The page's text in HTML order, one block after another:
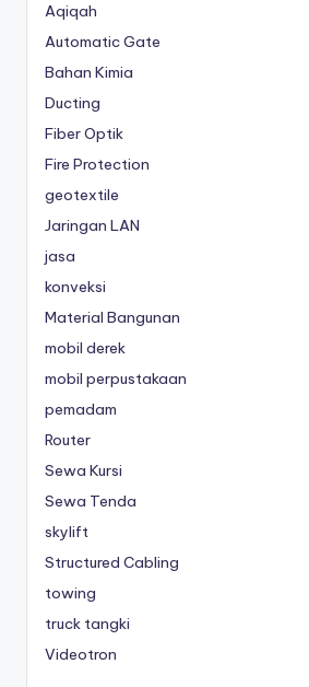
Aqiqah
Automatic Gate
Bahan Kimia
Ducting
Fiber Optik
Fire Protection
geotextile
Jaringan LAN
jasa
konveksi
Material Bangunan
mobil derek
mobil perpustakaan
pemadam
Router
Sewa Kursi
Sewa Tenda
skylift
Structured Cabling
towing
truck tangki
Videotron